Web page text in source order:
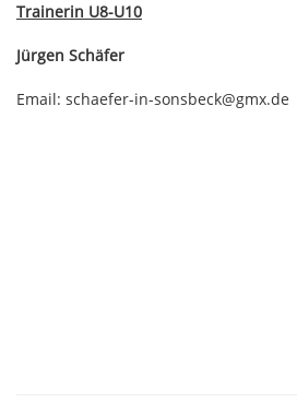
Trainerin U8-U10
Jürgen Schäfer
Email: schaefer-in-sonsbeck@gmx.de